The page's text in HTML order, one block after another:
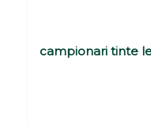
campionari tinte